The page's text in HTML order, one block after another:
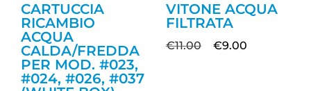
CARTUCCIA
RICAMBIO
ACQUA
CALDA/FREDDA
PER MOD. #023,
#024, #026, #037
VITONE ACQUA
FILTRATA
€11.00 €9.00